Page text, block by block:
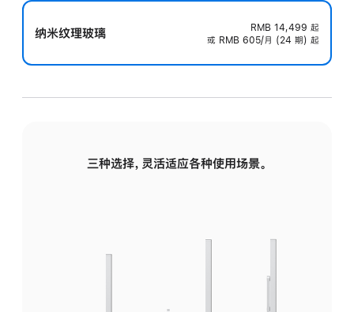
纳米纹理玻璃 RMB 14,499 起
或 RMB 605/月 (24 期) 起
三种选择，灵活适应各种使用场景。